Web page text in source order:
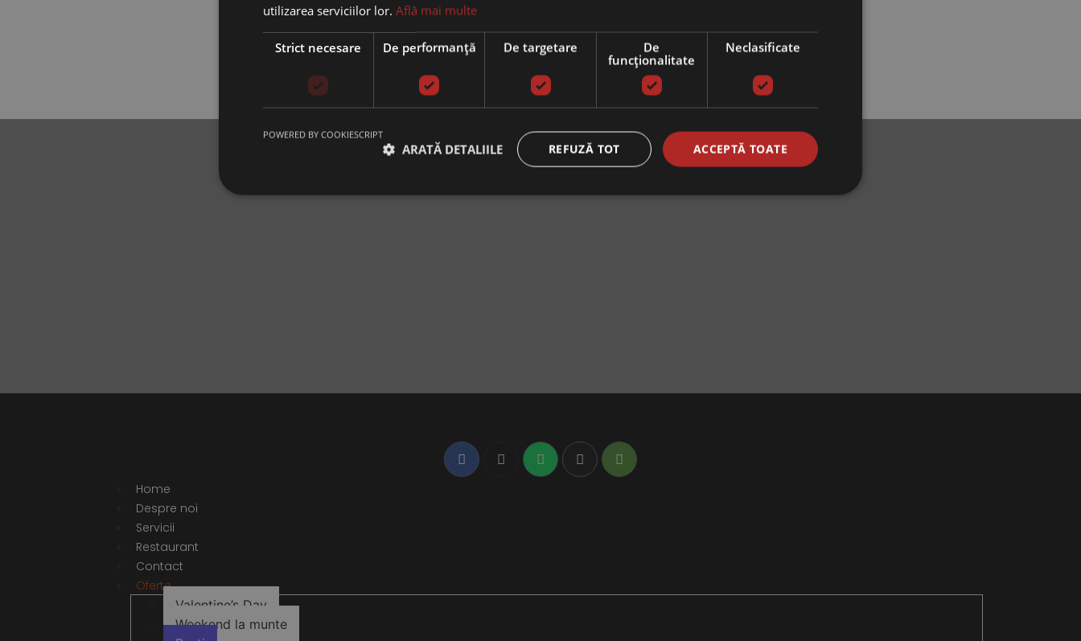
Home
Despre noi
Servicii
Restaurant
Contact
Oferte
Valentine’s Day
Weekend la munte
utilizarea serviciilor lor. Află mai multe
Strict necesare De performanță De targetare
De
funcţionalitate
Neclasificate
ACCEPTĂ TOATE
REFUZĂ TOT
ARATĂ DETALIILE
POWERED BY COOKIESCRIPT